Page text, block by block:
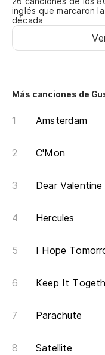
inglés que marcaron la
década
Más canciones de
Amsterdam
C'Mon
Dear Valentine
Hercules
I Hope
Keep It
Parachute
Satellite